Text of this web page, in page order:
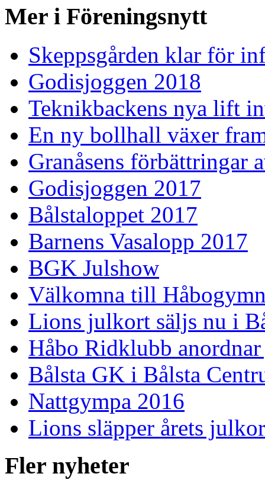
Mer i Föreningsnytt
Skeppsgården klar för
Godisjoggen 2018
Teknikbackens nya lift
En ny bollhall växer
Granåsens förbättringar
Godisjoggen 2017
Bålstaloppet 2017
Barnens Vasalopp 2017
BGK Julshow
Välkomna till
Lions julkort säljs nu i
Håbo Ridklubb
Bålsta GK i Bålsta
Nattgympa 2016
Lions släpper årets
Fler nyheter